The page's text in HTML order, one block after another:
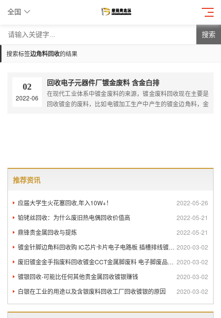
全国
搜索
搜索标签边角料回收的结果
02
2022-06
回收电子元器件厂镀金废料 含金白排
在现代工业体系中镀金废料的来源，镀金废料回收现在主要是
回收镀金的废料，比如电镀加工生产中产生的镀金边角料，金
推荐资讯
2022-05-26
应届大学生火花塞回收,年入10W+！
2022-05-21
铂铑丝回收：为什么废旧热电偶回收价值高
2022-05-21
鼎锋贵金属回收与提炼
2020-03-02
镀金针脚边角料回收购 IC芯片卡片电子电路板 插槽排线镀金回
2020-03-02
废旧镀金金手指废料回收镀金CCT金属脚废料 电子脚废品回收
2020-03-02
镀银回收-可能比任何其他贵金属回收镀银赚钱
2020-03-02
白银在工业的用途以及含银废料回收工厂回收镀银的原因